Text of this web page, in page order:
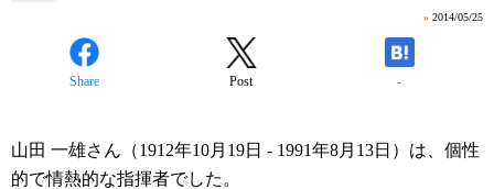
» 2014/05/25
Share Post -
山田 一雄さん（1912年10月19日 - 1991年8月13日）は、個性
的で情熱的な指揮者でした。